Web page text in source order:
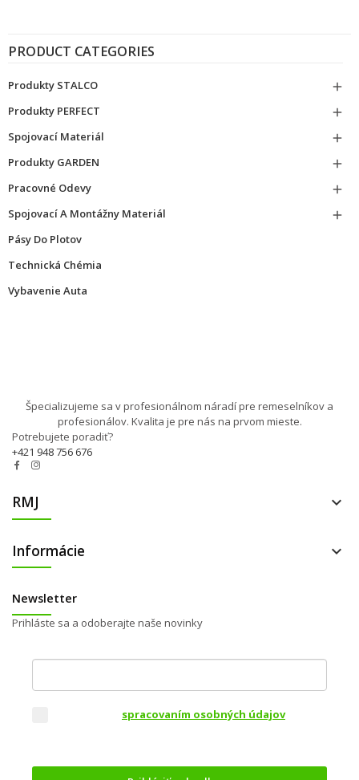
PRODUCT CATEGORIES
Produkty STALCO

Produkty PERFECT

Spojovací Materiál

Produkty GARDEN

Pracovné Odevy

Spojovací A Montážny Materiál

Pásy Do Plotov
Technická Chémia
Vybavenie Auta
Špecializujeme sa v profesionálnom náradí pre remeselníkov a
profesionálov. Kvalita je pre nás na prvom mieste.
Potrebujete poradiť?
+421 948 756 676
RMJ 
Informácie 
Newsletter
Prihláste sa a odoberajte naše novinky
spracovaním osobných údajovza